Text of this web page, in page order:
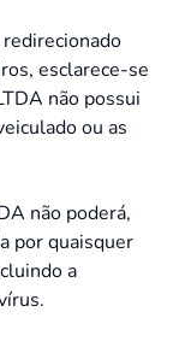
esclarece-se
não possui
ou as
não poderá,
por quaisquer
a